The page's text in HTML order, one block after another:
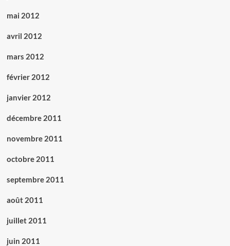
mai 2012
avril 2012
mars 2012
février 2012
janvier 2012
décembre 2011
novembre 2011
octobre 2011
septembre 2011
août 2011
juillet 2011
juin 2011